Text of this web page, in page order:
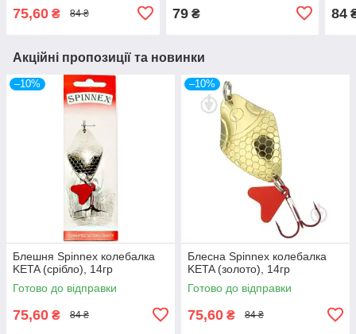
75,60 ₴ 84 ₴ 79₴ 84
Акційні пропозиції та новинки
–10%
Блешня Spinnex колебалка
KETA (срібло), 14гр
Готово до відправки
75,60 ₴ 84 ₴
–10%
Блесна Spinnex колебалка
KETA (золото), 14гр
Готово до відправки
75,60 ₴ 84 ₴